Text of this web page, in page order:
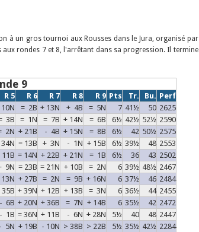
à un gros tournoi aux Rousses dans le Jura, organisé par
aux rondes 7 et 8, l'arrêtant dans sa progression. Il termine
9
R 5 R 6 R 7 R 8 R 9 Pts Tr. Bu. Perf
= 2B + 13N + 4B = 5N 7 41½ 50 2625
3B = 1N = 7B + 14N = 6B 6½ 42½ 52½ 2590
2N + 21B - 4B + 15N = 8B 6½ 42 50½ 2575
= 13B + 3N - 1N + 15B 6½ 39½ 48 2553
11B = 14N + 22B + 21N = 1B 6½ 36 43 2502
9N = 23B = 21N + 10B = 2N 6 39½ 48½ 2467
13N + 27B = 2N = 9B + 16N 6 37½ 46 2484
35B + 39N + 12B + 13B = 3N 6 36½ 44 2455
- 6B + 20N + 36B = 7N + 14B 6 35½ 42 2472
- 1B = 36N + 11B - 6N + 28N 5½ 40 48 2447
- 5N + 19B - 10N > 38B > 22B 5½ 35½ 42½ 2284